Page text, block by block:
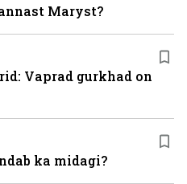
Maryst?
Vaprad gurkhad on
ka midagi?